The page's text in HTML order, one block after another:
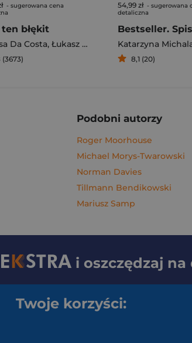
- sugerowana cena
ten błękit
Da Costa, Łukasz Müller
(3673)
54,99 zł - sugerowana
detaliczna
Bestseller.
Katarzyna
8,1 (20)
Podobni autorzy
Roger Moorhouse
Michael Morys-Twarowski
Norman Davies
Tillmann Bendikowski
Mariusz Samp
i oszczędzaj
Twoje korzyści: